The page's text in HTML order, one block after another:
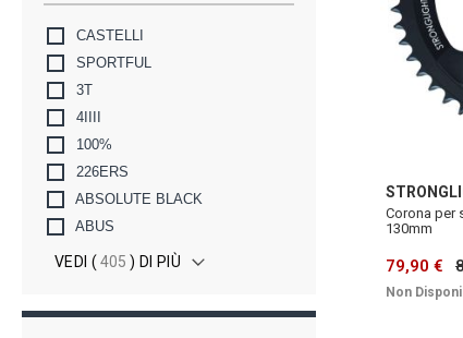
Corona per
130mm
79,90 €
Non
CASTELLI
SPORTFUL
3T
4IIII
100%
226ERS
ABSOLUTE BLACK
ABUS
VEDI ( 405 ) DI PIÙ